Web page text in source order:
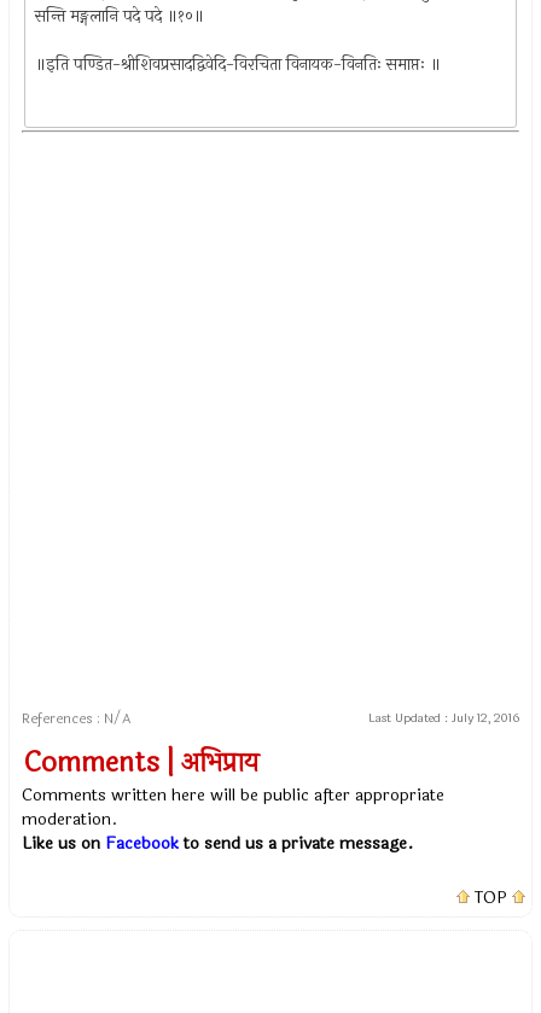
सन्ति मङ्गलानि पदे पदे ॥१०॥
॥इति पण्डित-श्रीशिवप्रसादद्विवेदि-विरचिता विनायक-विनतिः समाप्तः ॥
References : N/A Last Updated : July 12, 2016
Comments | अभिप्राय
Comments written here will be public after appropriate
moderation.
Like us on Facebookto send us a private message.
TOP